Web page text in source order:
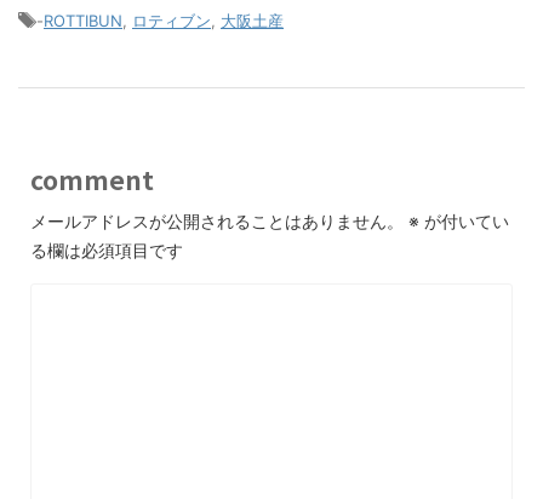
-ROTTIBUN ロティブン 大阪土産
comment
メールアドレスが公開されることはありません。 ※ が付いてい
る欄は必須項目です